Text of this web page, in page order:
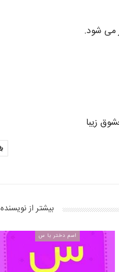
می شود.
زیبا
بیشتر از نویسنده
اسم دختر با س